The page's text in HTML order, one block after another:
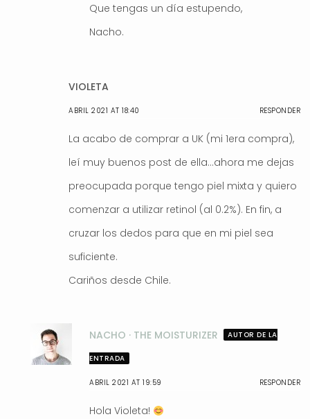
Que tengas un día estupendo,
Nacho.
VIOLETA
ABRIL 2021 AT 18:40 RESPONDER
La acabo de comprar a UK (mi 1era compra),
leí muy buenos post de ella…ahora me dejas
preocupada porque tengo piel mixta y quiero
comenzar a utilizar retinol (al 0.2%). En fin, a
cruzar los dedos para que en mi piel sea
suficiente.
Cariños desde Chile.
NACHO · THE MOISTURIZER AUTOR DE LA
ENTRADA
ABRIL 2021 AT 19:59 RESPONDER
Hola Violeta!